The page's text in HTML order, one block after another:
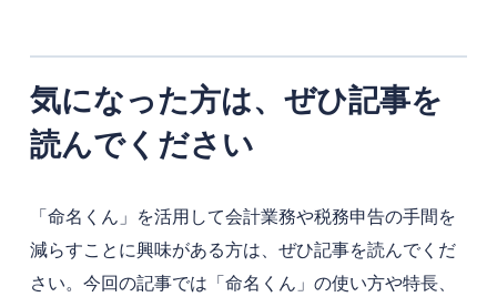
気になった方は、ぜひ記事を
読んでください
「命名くん」を活用して会計業務や税務申告の手間を
減らすことに興味がある方は、ぜひ記事を読んでくだ
さい。今回の記事では「命名くん」の使い方や特長、